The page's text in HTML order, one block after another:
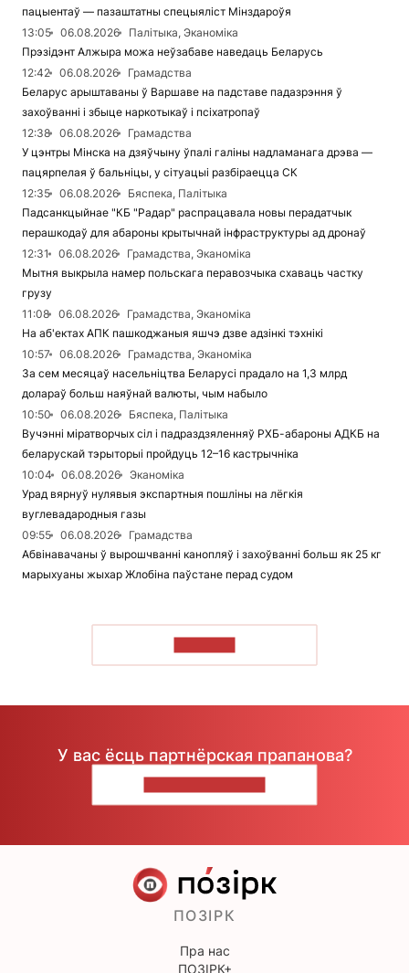
пацыентаў — пазаштатны спецыяліст Мінздароўя
13:05
06.08.2026
Палітыка, Эканоміка
Прэзідэнт Алжыра можа неўзабаве наведаць Беларусь
12:42
06.08.2026
Грамадства
Беларус арыштаваны ў Варшаве на падставе падазрэння ў
захоўванні і збыце наркотыкаў і псіхатропаў
12:38
06.08.2026
Грамадства
У цэнтры Мінска на дзяўчыну ўпалі галіны надламанага дрэва —
пацярпелая ў бальніцы, у сітуацыі разбіраецца СК
12:35
06.08.2026
Бяспека, Палітыка
Падсанкцыйнае "КБ "Радар" распрацавала новы перадатчык
перашкодаў для абароны крытычнай інфраструктуры ад дронаў
12:31
06.08.2026
Грамадства, Эканоміка
Мытня выкрыла намер польскага перавозчыка схаваць частку
грузу
11:08
06.08.2026
Грамадства, Эканоміка
На аб'ектах АПК пашкоджаныя яшчэ дзве адзінкі тэхнікі
10:57
06.08.2026
Грамадства, Эканоміка
За сем месяцаў насельніцтва Беларусі прадало на 1,3 млрд
долараў больш наяўнай валюты, чым набыло
10:50
06.08.2026
Бяспека, Палітыка
Вучэнні міратворчых сіл і падраздзяленняў РХБ-абароны АДКБ на
беларускай тэрыторыі пройдуць 12–16 кастрычніка
10:04
06.08.2026
Эканоміка
Урад вярнуў нулявыя экспартныя пошліны на лёгкія
вуглевадародныя газы
09:55
06.08.2026
Грамадства
Абвінавачаны ў вырошчванні канопляў і захоўванні больш як 25 кг
марыхуаны жыхар Жлобіна паўстане перад судом
У вас ёсць партнёрская прапанова?
ПОЗІРК
Пра нас
ПОЗІРК+